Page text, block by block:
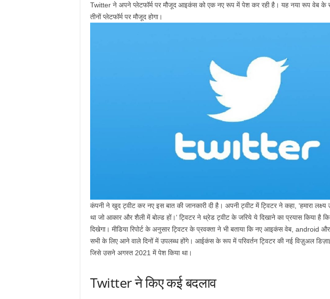
Twitter ने अपने प्लेटफॉर्म पर मौजूद आइकंस को एक नए रूप में पेश कर रही है। यह नया रूप वेब
तीनों प्लेटफॉर्म पर मौजूद होगा।
कंपनी ने खुद ट्वीट कर नए इस बात की जानकारी दी है। अपनी ट्वीट में ट्विटर ने कहा, ‘हमारा
था जो आकार और शैली में बोल्ड हों।’ ट्विटर ने थ्रेड ट्वीट के जरिये ये दिखाने का प्रयास किया है
दिखेगा। मीडिया रिपोर्ट के अनुसार ट्विटर के प्रवक्ता ने भी बताया कि नए आइकंस वेब, android
सभी के लिए आने वाले दिनों में उपलब्ध होंगे। आईकंस के रूप में परिवर्तन ट्विटर की नई विज़ुअल
जिसे उसने अगस्त 2021 में पेश किया था।
Twitter ने किए कई बदलाव